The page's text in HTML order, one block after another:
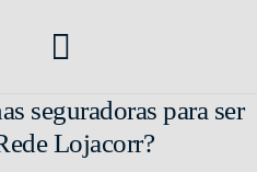
seguradoras para ser
Lojacorr?